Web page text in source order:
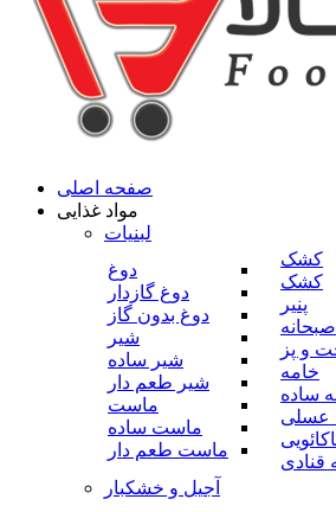
صفحه اصلی
مواد غذایی
لبنیات
کشک
کشک
پنیر
صبحانه
و پز
خامه
ساده
عسلی
قنادی
دوغ
دوغ گازدار
دوغ بدون گاز
شیر
شیر ساده
شیر طعم دار
ماست
ماست ساده
ماست طعم دار
آجیل و خشکبار